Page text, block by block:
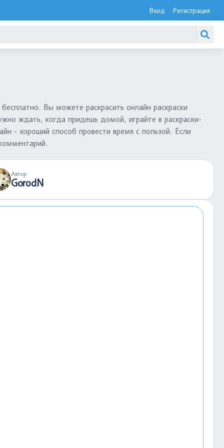
Вход Регистрация
бесплатно. Вы можете раскрасить онлайн раскраски
ждать, когда придешь домой, играйте в раскраски-
- хороший способ провести время с пользой. Если
Автор
GorodN